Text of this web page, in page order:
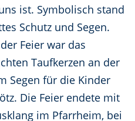
ist. Symbolisch stand
Schutz und Segen.
Feier war das
Taufkerzen an der
Segen für die Kinder
Die Feier endete mit
im Pfarrheim, bei